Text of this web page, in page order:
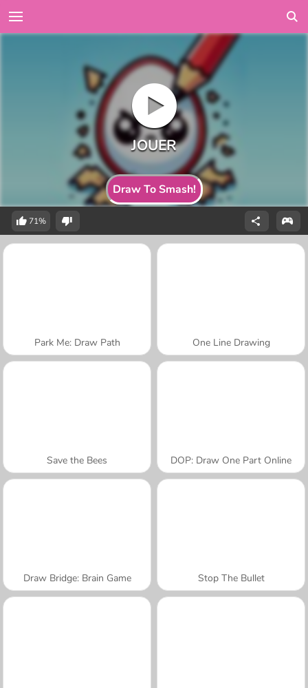
Draw To Smash!
71%
Park Me: Draw Path One Line Drawing
Save the Bees DOP: Draw One Part Online
Draw Bridge: Brain Game Stop The Bullet